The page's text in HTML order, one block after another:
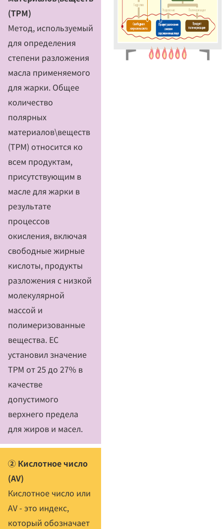
(TPM)
Метод, используемый
для определения
степени разложения
масла применяемого
для жарки. Общее
количество
полярных
материалов\веществ
(TPM) относится ко
всем продуктам,
присутствующим в
масле для жарки в
результате
процессов
окисления, включая
свободные жирные
кислоты, продукты
разложения с низкой
молекулярной
массой и
полимеризованные
вещества. ЕС
установил значение
TPM от 25 до 27% в
качестве
допустимого
верхнего предела
для жиров и масел.
② Кислотное число
(AV)
Кислотное число или
AV - это индекс,
который обозначает